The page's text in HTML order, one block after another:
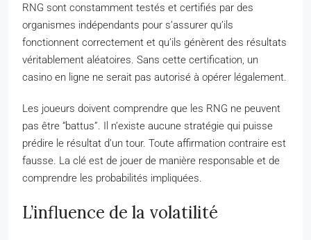
RNG sont constamment testés et certifiés par des
organismes indépendants pour s’assurer qu’ils
fonctionnent correctement et qu’ils génèrent des résultats
véritablement aléatoires. Sans cette certification, un
casino en ligne ne serait pas autorisé à opérer légalement.
Les joueurs doivent comprendre que les RNG ne peuvent
pas être “battus”. Il n’existe aucune stratégie qui puisse
prédire le résultat d’un tour. Toute affirmation contraire est
fausse. La clé est de jouer de manière responsable et de
comprendre les probabilités impliquées.
L’influence de la volatilité